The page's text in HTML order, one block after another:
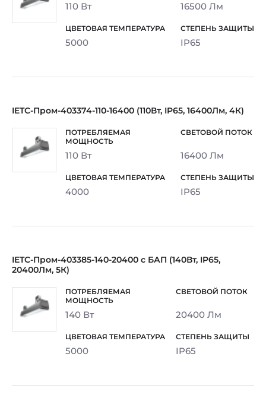
110 Вт 16500 Лм
5000 IP65
IETC-Пром-403374-110-16400 (110Вт, IP65, 16400Лм, 4К)
110 Вт 16400 Лм
4000 IP65
IETC-Пром-403385-140-20400 с БАП (140Вт, IP65,
20400Лм, 5К)
140 Вт 20400 Лм
5000 IP65